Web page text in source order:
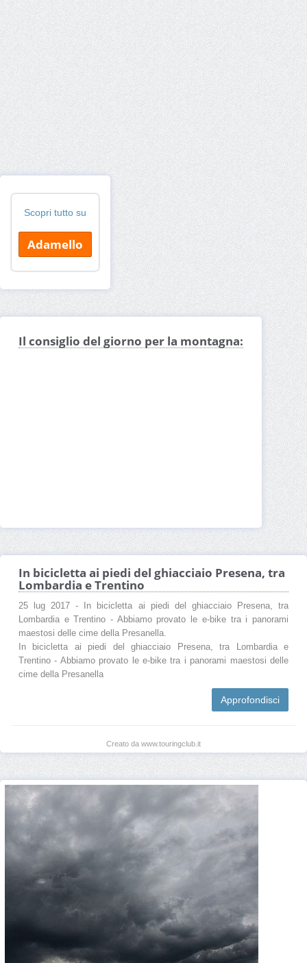
Scopri tutto su
Adamello
Il consiglio del giorno per la montagna:
In bicicletta ai piedi del ghiacciaio Presena, tra
Lombardia e Trentino
25 lug 2017 - In bicicletta ai piedi del ghiacciaio Presena, tra
Lombardia e Trentino - Abbiamo provato le e-bike tra i panorami
maestosi delle cime della Presanella.
In bicicletta ai piedi del ghiacciaio Presena, tra Lombardia e
Trentino - Abbiamo provato le e-bike tra i panorami maestosi delle
cime della Presanella
Approfondisci
Creato da www.touringclub.it